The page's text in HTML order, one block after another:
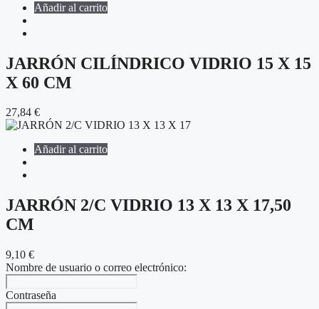
Añadir al carrito
JARRÓN CILÍNDRICO VIDRIO 15 X 15
X 60 CM
27,84 €
Añadir al carrito
JARRÓN 2/C VIDRIO 13 X 13 X 17,50
CM
9,10 €
Nombre de usuario o correo electrónico:
Contraseña